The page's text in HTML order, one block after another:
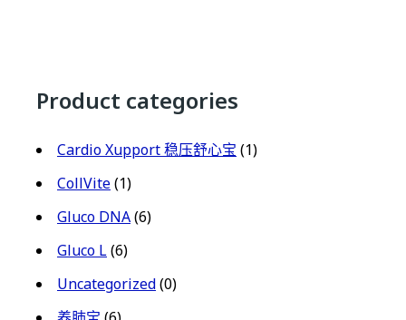
Product categories
Cardio Xupport 稳压舒心宝 (1)
CollVite(1)
Gluco DNA(6)
Gluco L(6)
Uncategorized(0)